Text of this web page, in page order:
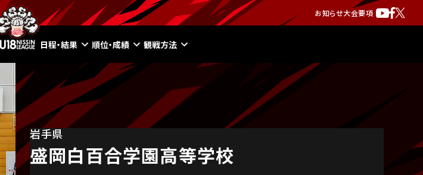
お知らせ大会要項
日程・結果 順位・成績 観戦方法
岩手県
盛岡白百合学園高等学校